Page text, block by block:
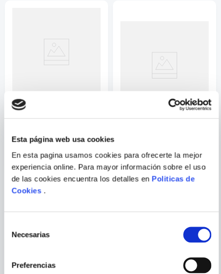
Esta página web usa cookies
En esta pagina usamos cookies para ofrecerte la mejor
experiencia online. Para mayor información sobre el uso
de las cookies encuentra los detalles en Politicas de
Cookies.
Necesarias
Preferencias
Correo electrónico
ENVIAR
COMENTARIO
SUEHIRO MARUO